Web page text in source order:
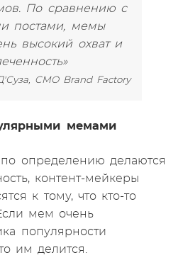
По сравнению с
постами, мемы
высокий охват и
CMO Brand Factory
мемами
определению делаются
контент-мейкеры
к тому, что кто-то
мем очень
популярности
им делится.